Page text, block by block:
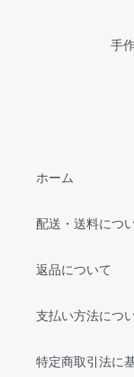
手
ホーム
配送・送料につ
返品について
支払い方法につ
特定商取引法に